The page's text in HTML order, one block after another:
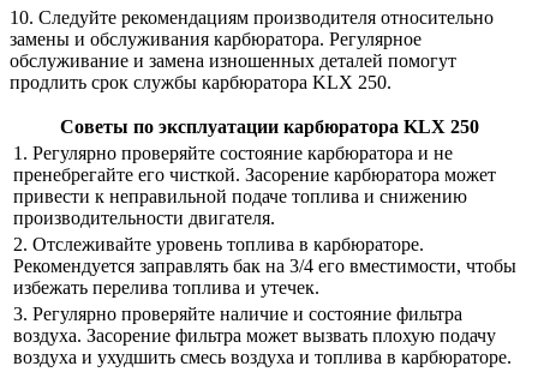
10. Следуйте рекомендациям производителя относительно
замены и обслуживания карбюратора. Регулярное
обслуживание и замена изношенных деталей помогут
продлить срок службы карбюратора KLX 250.
Советы по эксплуатации карбюратора KLX 250
1. Регулярно проверяйте состояние карбюратора и не
пренебрегайте его чисткой. Засорение карбюратора может
привести к неправильной подаче топлива и снижению
производительности двигателя.
2. Отслеживайте уровень топлива в карбюраторе.
Рекомендуется заправлять бак на 3/4 его вместимости, чтобы
избежать перелива топлива и утечек.
3. Регулярно проверяйте наличие и состояние фильтра
воздуха. Засорение фильтра может вызвать плохую подачу
воздуха и ухудшить смесь воздуха и топлива в карбюраторе.